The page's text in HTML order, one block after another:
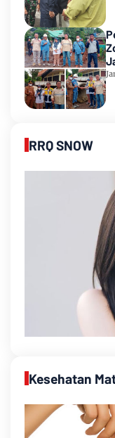
RRQ SNOW
Kesehatan